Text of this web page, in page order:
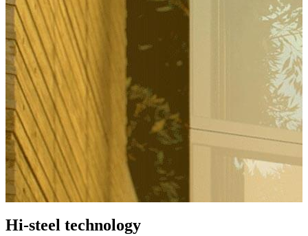
Hi-steel technology